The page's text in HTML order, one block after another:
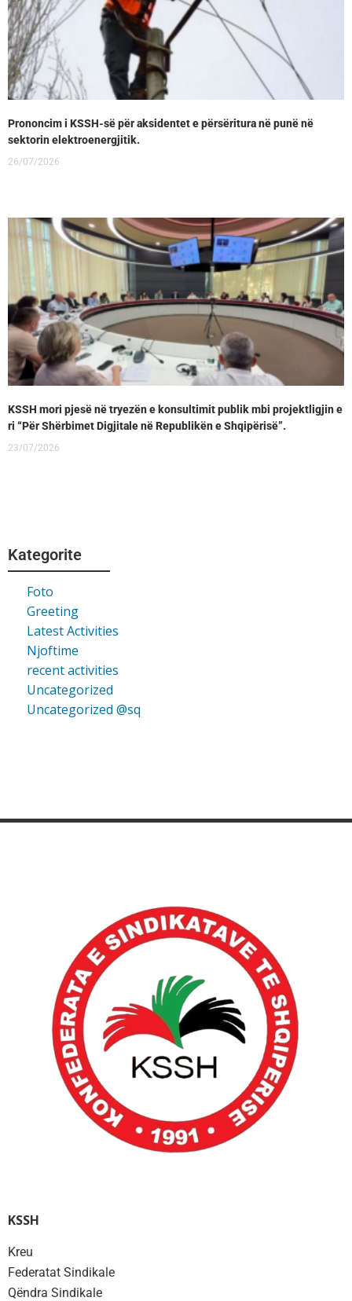
Prononcim i KSSH-së për aksidentet e përsëritura në punë në
sektorin elektroenergjitik.
26/07/2026
KSSH mori pjesë në tryezën e konsultimit publik mbi projektligjin e
ri “Për Shërbimet Digjitale në Republikën e Shqipërisë”.
23/07/2026
Kategorite
Foto
Greeting
Latest Activities
Njoftime
recent activities
Uncategorized
Uncategorized @sq
KSSH
Kreu
Federatat Sindikale
Qëndra Sindikale